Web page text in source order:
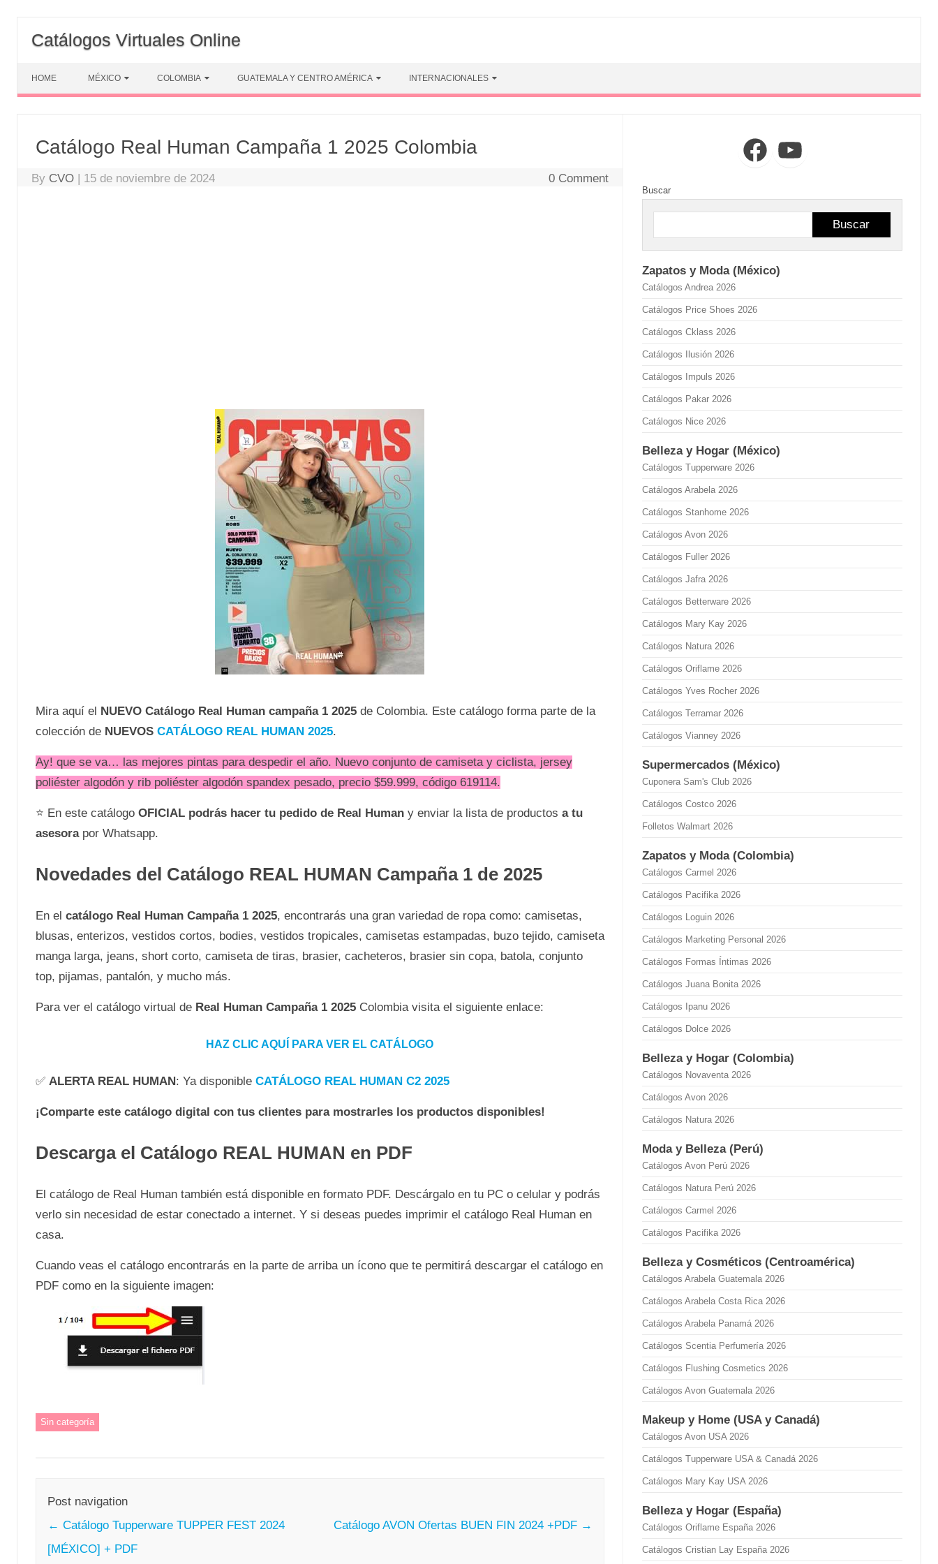
content
Catálogos Virtuales Online
HOME MÉXICO COLOMBIA GUATEMALA Y CENTRO AMÉRICA INTERNACIONALES
Catálogo Real Human Campaña 1 2025 Colombia
By CVO | 15 de noviembre de 2024 0 Comment
Mira aquí el NUEVO Catálogo Real Human campaña 1 2025 de Colombia. Este catálogo forma parte de la
colección de NUEVOS CATÁLOGO REAL HUMAN 2025.
Ay! que se va… las mejores pintas para despedir el año. Nuevo conjunto de camiseta y ciclista, jersey
poliéster algodón y rib poliéster algodón spandex pesado, precio $59.999, código 619114.
⭐ En este catálogo OFICIAL podrás hacer tu pedido de Real Human y enviar la lista de productos a tu
asesora por Whatsapp.
Novedades del Catálogo REAL HUMAN Campaña 1 de 2025
En el catálogo Real Human Campaña 1 2025, encontrarás una gran variedad de ropa como: camisetas,
blusas, enterizos, vestidos cortos, bodies, vestidos tropicales, camisetas estampadas, buzo tejido, camiseta
manga larga, jeans, short corto, camiseta de tiras, brasier, cacheteros, brasier sin copa, batola, conjunto
top, pijamas, pantalón, y mucho más.
Para ver el catálogo virtual de Real Human Campaña 1 2025Colombia visita el siguiente enlace:
HAZ CLIC AQUÍ PARA VER EL CATÁLOGO
✅ ALERTA REAL HUMAN: Ya disponible CATÁLOGO REAL HUMAN C2 2025
¡Comparte este catálogo digital con tus clientes para mostrarles los productos disponibles!
Descarga el Catálogo REAL HUMAN en PDF
El catálogo de Real Human también está disponible en formato PDF. Descárgalo en tu PC o celular y podrás
verlo sin necesidad de estar conectado a internet. Y si deseas puedes imprimir el catálogo Real Human en
casa.
Cuando veas el catálogo encontrarás en la parte de arriba un ícono que te permitirá descargar el catálogo en
PDF como en la siguiente imagen:
Sin categoría
Post navigation
← Catálogo Tupperware TUPPER FEST 2024
[MÉXICO] + PDF
Catálogo AVON Ofertas BUEN FIN 2024 +PDF →
FacebookYouTube
Buscar
Buscar
Zapatos y Moda (México)
Catálogos Andrea 2026
Catálogos Price Shoes 2026
Catálogos Cklass 2026
Catálogos Ilusión 2026
Catálogos Impuls 2026
Catálogos Pakar 2026
Catálogos Nice 2026
Belleza y Hogar (México)
Catálogos Tupperware 2026
Catálogos Arabela 2026
Catálogos Stanhome 2026
Catálogos Avon 2026
Catálogos Fuller 2026
Catálogos Jafra 2026
Catálogos Betterware 2026
Catálogos Mary Kay 2026
Catálogos Natura 2026
Catálogos Oriflame 2026
Catálogos Yves Rocher 2026
Catálogos Terramar 2026
Catálogos Vianney 2026
Supermercados (México)
Cuponera Sam's Club 2026
Catálogos Costco 2026
Folletos Walmart 2026
Zapatos y Moda (Colombia)
Catálogos Carmel 2026
Catálogos Pacifika 2026
Catálogos Loguin 2026
Catálogos Marketing Personal 2026
Catálogos Formas Íntimas 2026
Catálogos Juana Bonita 2026
Catálogos Ipanu 2026
Catálogos Dolce 2026
Belleza y Hogar (Colombia)
Catálogos Novaventa 2026
Catálogos Avon 2026
Catálogos Natura 2026
Moda y Belleza (Perú)
Catálogos Avon Perú 2026
Catálogos Natura Perú 2026
Catálogos Carmel 2026
Catálogos Pacifika 2026
Belleza y Cosméticos (Centroamérica)
Catálogos Arabela Guatemala 2026
Catálogos Arabela Costa Rica 2026
Catálogos Arabela Panamá 2026
Catálogos Scentia Perfumería 2026
Catálogos Flushing Cosmetics 2026
Catálogos Avon Guatemala 2026
Makeup y Home (USA y Canadá)
Catálogos Avon USA 2026
Catálogos Tupperware USA & Canadá 2026
Catálogos Mary Kay USA 2026
Belleza y Hogar (España)
Catálogos Oriflame España 2026
Catálogos Cristian Lay España 2026